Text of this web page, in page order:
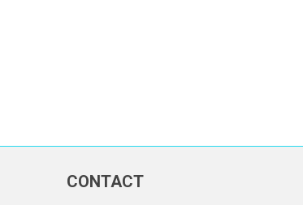
CONTACT